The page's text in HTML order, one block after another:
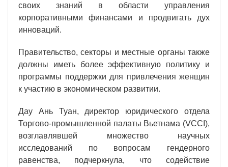
своих знаний в области управления
корпоративными финансами и продвигать дух
инноваций.
Правительство, секторы и местные органы также
должны иметь более эффективную политику и
программы поддержки для привлечения женщин
к участию в экономическом развитии.
Дау Ань Туан, директор юридического отдела
Торгово-промышленной палаты Вьетнама (VCCI),
возглавлявшей множество научных
исследований по вопросам гендерного
равенства, подчеркнула, что содействие